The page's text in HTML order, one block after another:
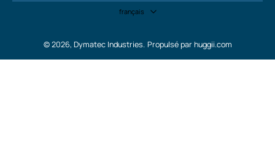
français
© 2026, Dymatec Industries. Propulsé par huggii.com